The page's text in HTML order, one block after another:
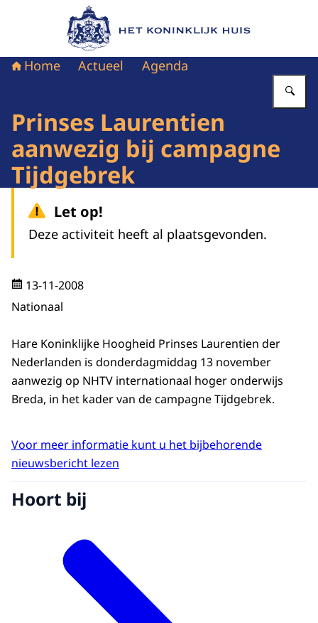
Naar de homepage van Het Koninklijk Huis
Home Actueel Agenda
Prinses Laurentien
aanwezig bij campagne
Tijdgebrek
Let op!
Deze activiteit heeft al plaatsgevonden.
13-11-2008
Nationaal
Hare Koninklijke Hoogheid Prinses Laurentien der
Nederlanden is donderdagmiddag 13 november
aanwezig op NHTV internationaal hoger onderwijs
Breda, in het kader van de campagne Tijdgebrek.
Voor meer informatie kunt u het bijbehorende
nieuwsbericht lezen
Hoort bij